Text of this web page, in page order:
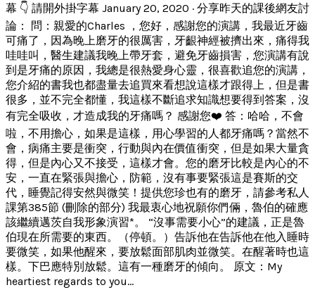
幕 👇 請開外掛字幕 January 20, 2020 · 分享昨天的課後網友討
論： 問：親愛的Charles ，您好，感謝您的演講，我最近牙齒
可痛了，因為晚上磨牙的很厲害，牙齦神經被擠出來，痛得我
哇哇叫，醫生建議我晚上帶牙套，避免牙齒損害，您演講有說
到是牙痛的原因，我總是很熱愛身心靈，很喜歡追您的演講，
您介紹的書我也都盡量去追買來看想說這樣才跟得上，但是書
很多，並不完全都懂，我這樣不斷追求知識想要得到答案，沒
有完全吸收，才造成我的牙痛嗎？ 感謝您❤️ 答：哈哈，不會
啦，不用擔心，如果是這樣，用心學習的人都牙痛嗎？當然不
會，病痛主要是衝突，行動與內在價值衝突，但是如果大量貪
得，但是內心又不接受，這樣才會。您的磨牙比較是內心的不
安，一直在緊張與擔心，防範，沒有事要緊張這是賽斯的交
代，睡覺記得安然與微笑！提供您珍也有的磨牙，請參考私人
課第385節 (刪除的部分) 我最衷心地祝願你們倆，魯伯的確應
該繼續邁茨自我形象演習*。 “沒事需要小心”的建議，正是魯
伯現在所需要的東西。（停頓。）告訴他在告訴他在他入睡時
要微笑，如果他醒來，要放鬆面部肌肉並微笑。在醒著時也這
樣。下巴應特別放鬆。這有一種磨牙的傾向。 原文：My
heartiest regards to you...